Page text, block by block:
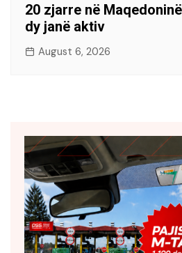
20 zjarre në
dy janë aktiv
August 6, 2026